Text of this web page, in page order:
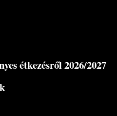
étkezésről 2026/2027